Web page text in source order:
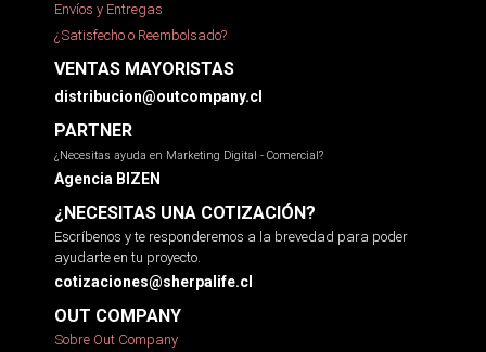
Envíos y Entregas
¿Satisfecho o Reembolsado?
VENTAS MAYORISTAS
distribucion@outcompany.cl
PARTNER
¿Necesitas ayuda en Marketing Digital - Comercial?
Agencia BIZEN
¿NECESITAS UNA COTIZACIÓN?
Escríbenos y te responderemos a la brevedad para poder
ayudarte en tu proyecto.
cotizaciones@sherpalife.cl
OUT COMPANY
Sobre Out Company